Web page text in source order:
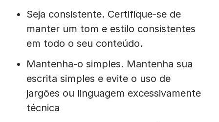
Seja consistente. Certifique-se de
manter um tom e estilo consistentes
em todo o seu conteúdo.
Mantenha-o simples. Mantenha sua
escrita simples e evite o uso de
jargões ou linguagem excessivamente
técnica